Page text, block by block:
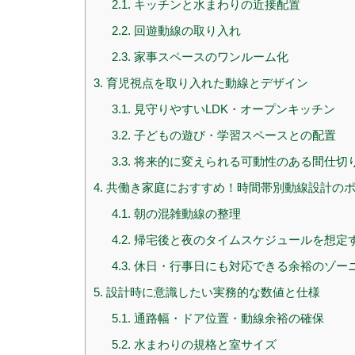
2.1. キッチンと水まわりの近接配置
2.2. 回遊動線の取り入れ
2.3. 家事スペースのワンルーム化
3. 育児視点を取り入れた動線とデザイン
3.1. 見守りやすいLDK・オープンキッチン
3.2. 子どもの遊び・学習スペースとの配置
3.3. 将来的に変えられる可動性のある間仕切
4. 共働き家庭におすすめ！時間帯別動線設計の
4.1. 朝の混雑動線の整理
4.2. 帰宅後と夜のタイムスケジュールを想定
4.3. 休日・行事日にも対応できる余裕のゾー
5. 設計時に意識したい実務的な数値と仕様
5.1. 通路幅・ドア位置・動線余裕の確保
5.2. 水まわりの規格と室サイズ